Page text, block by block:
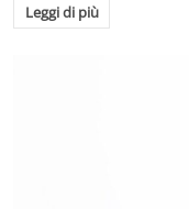
Leggi di più